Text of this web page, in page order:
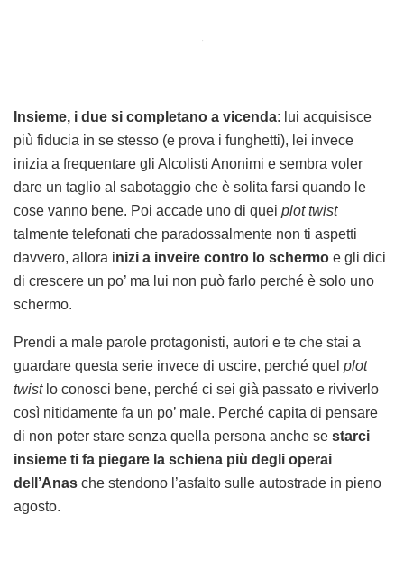
.
Insieme, i due si completano a vicenda: lui acquisisce
più fiducia in se stesso (e prova i funghetti), lei invece
inizia a frequentare gli Alcolisti Anonimi e sembra voler
dare un taglio al sabotaggio che è solita farsi quando le
cose vanno bene. Poi accade uno di quei plot twist
talmente telefonati che paradossalmente non ti aspetti
davvero, allora inizi a inveire contro lo schermo e gli dici
di crescere un po’ ma lui non può farlo perché è solo uno
schermo.
Prendi a male parole protagonisti, autori e te che stai a
guardare questa serie invece di uscire, perché quel plot
twistlo conosci bene, perché ci sei già passato e riviverlo
così nitidamente fa un po’ male. Perché capita di pensare
di non poter stare senza quella persona anche se starci
insieme ti fa piegare la schiena più degli operai
dell’Anas che stendono l’asfalto sulle autostrade in pieno
agosto.